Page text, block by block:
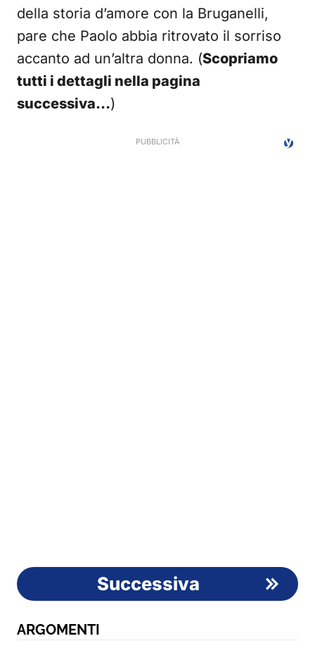
della storia d’amore con la Bruganelli,
pare che Paolo abbia ritrovato il sorriso
accanto ad un’altra donna. (Scopriamo
tutti i dettagli nella pagina
successiva…)
Successiva
ARGOMENTI